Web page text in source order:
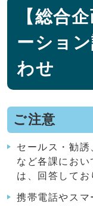
【総合
ーショ
わせ
ご注意
セールス・勧
など各課にお
は、回答してお
携帯電話やスマ